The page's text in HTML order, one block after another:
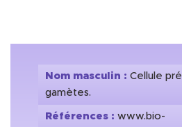
Nom masculin : Cellule
gamètes.
Références : www.bio-